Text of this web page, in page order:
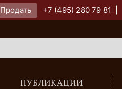
Продать +7 (495) 280 79 81
ПУБЛИКАЦИИ